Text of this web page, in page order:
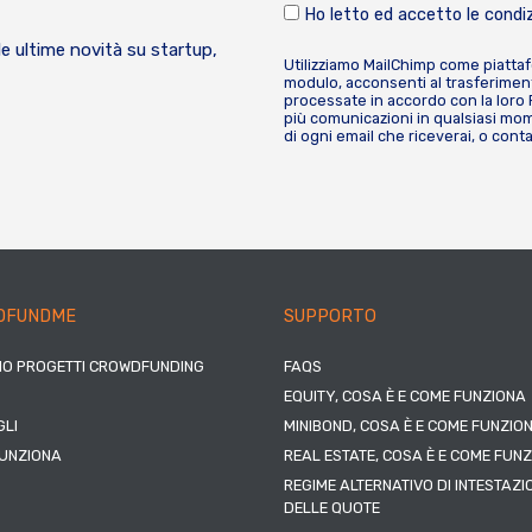
ultime novità su startup,
Ho letto ed accetto le
Utilizziamo MailChimp come
modulo, acconsenti al
processate in accordo con la loro
più comunicazioni in qualsiasi
di ogni email che riceverai, o
PROGETTI CROWDFUNDING
SUPPORTO
FAQS
EQUITY, COSA È E COME FUNZIONA
MINIBOND, COSA È E COME
REAL ESTATE, COSA È E COME
REGIME ALTERNATIVO DI
DELLE QUOTE